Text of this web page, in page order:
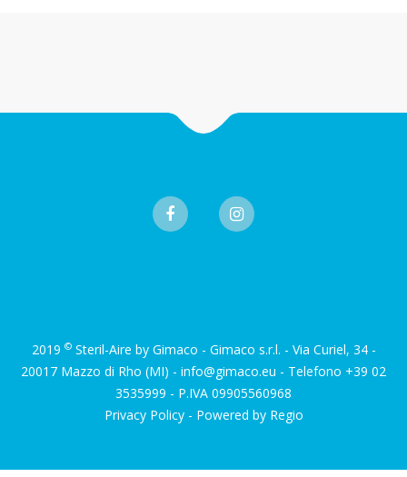
2019 ©Steril-Aire by Gimaco - Gimaco s.r.l. - Via Curiel, 34 -
20017 Mazzo di Rho (MI) - info@gimaco.eu - Telefono +39 02
3535999 - P.IVA 09905560968
Privacy Policy- Powered by Regio